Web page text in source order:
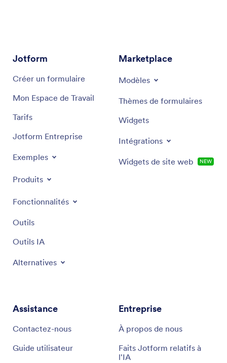
Jotform
Créer un formulaire
Mon Espace de Travail
Tarifs
Jotform Entreprise
Exemples
Produits
Fonctionnalités
Outils
Outils IA
Alternatives
Marketplace
Modèles
Thèmes de formulaires
Widgets
Intégrations
Widgets de site web NEW
Assistance
Contactez-nous
Guide utilisateur
Entreprise
À propos de nous
Faits Jotform relatifs à
l'IA